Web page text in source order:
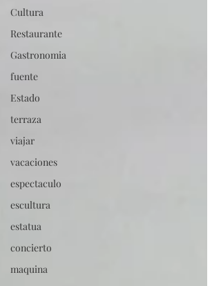
Cultura
Restaurante
Gastronomia
fuente
Estado
terraza
viajar
vacaciones
espectaculo
escultura
estatua
concierto
maquina